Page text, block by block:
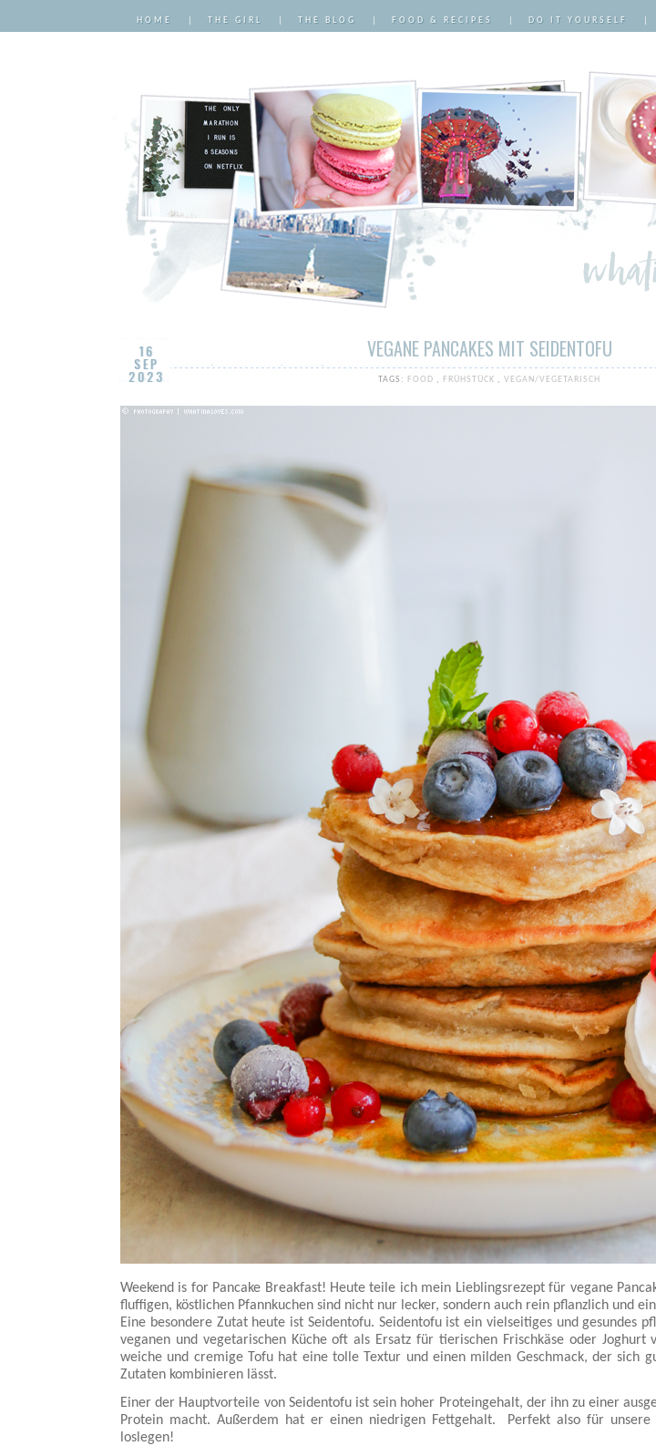
HOME THE GIRL THE BLOG FOOD & RECIPES DO IT YOURSELF
VEGANE PANCAKES MIT SEIDENTOFU
16
SEP
2023 TAGS: FOOD , FRÜHSTÜCK , VEGAN/VEGETARISCH
Weekend is for Pancake Breakfast! Heute teile ich mein Lieblingsrezept für vegane
fluffigen, köstlichen Pfannkuchen sind nicht nur lecker, sondern auch rein pflanzlich und
Eine besondere Zutat heute ist Seidentofu. Seidentofu ist ein vielseitiges und gesundes
veganen und vegetarischen Küche oft als Ersatz für tierischen Frischkäse oder Joghurt
weiche und cremige Tofu hat eine tolle Textur und einen milden Geschmack, der sich
Zutaten kombinieren lässt.
Einer der Hauptvorteile von Seidentofu ist sein hoher Proteingehalt, der ihn zu einer
Protein macht. Außerdem hat er einen niedrigen Fettgehalt. Perfekt also für unsere
loslegen!